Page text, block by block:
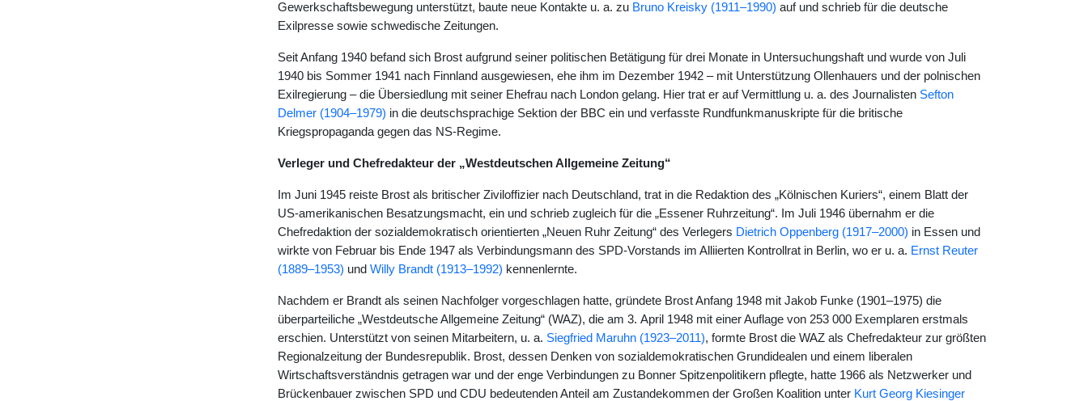
Gewerkschaftsbewegung unterstützt, baute neue Kontakte u. a. zu Bruno Kreisky (1911–1990) auf und schrieb für die deutsche
Exilpresse sowie schwedische Zeitungen.
Seit Anfang 1940 befand sich Brost aufgrund seiner politischen Betätigung für drei Monate in Untersuchungshaft und wurde von Juli
1940 bis Sommer 1941 nach Finnland ausgewiesen, ehe ihm im Dezember 1942 – mit Unterstützung Ollenhauers und der polnischen
Exilregierung – die Übersiedlung mit seiner Ehefrau nach London gelang. Hier trat er auf Vermittlung u. a. des Journalisten Sefton
Delmer (1904–1979) in die deutschsprachige Sektion der BBC ein und verfasste Rundfunkmanuskripte für die britische
Kriegspropaganda gegen das NS-Regime.
Verleger und Chefredakteur der „Westdeutschen Allgemeine Zeitung“
Im Juni 1945 reiste Brost als britischer Ziviloffizier nach Deutschland, trat in die Redaktion des „Kölnischen Kuriers“, einem Blatt der
US-amerikanischen Besatzungsmacht, ein und schrieb zugleich für die „Essener Ruhrzeitung“. Im Juli 1946 übernahm er die
Chefredaktion der sozialdemokratisch orientierten „Neuen Ruhr Zeitung“ des Verlegers Dietrich Oppenberg (1917–2000) in Essen und
wirkte von Februar bis Ende 1947 als Verbindungsmann des SPD-Vorstands im Alliierten Kontrollrat in Berlin, wo er u. a. Ernst Reuter
(1889–1953) und Willy Brandt (1913–1992) kennenlernte.
Nachdem er Brandt als seinen Nachfolger vorgeschlagen hatte, gründete Brost Anfang 1948 mit Jakob Funke (1901–1975) die
überparteiliche „Westdeutsche Allgemeine Zeitung“ (WAZ), die am 3. April 1948 mit einer Auflage von 253 000 Exemplaren erstmals
erschien. Unterstützt von seinen Mitarbeitern, u. a. Siegfried Maruhn (1923–2011), formte Brost die WAZ als Chefredakteur zur größten
Regionalzeitung der Bundesrepublik. Brost, dessen Denken von sozialdemokratischen Grundidealen und einem liberalen
Wirtschaftsverständnis getragen war und der enge Verbindungen zu Bonner Spitzenpolitikern pflegte, hatte 1966 als Netzwerker und
Brückenbauer zwischen SPD und CDU bedeutenden Anteil am Zustandekommen der Großen Koalition unter Kurt Georg Kiesinger